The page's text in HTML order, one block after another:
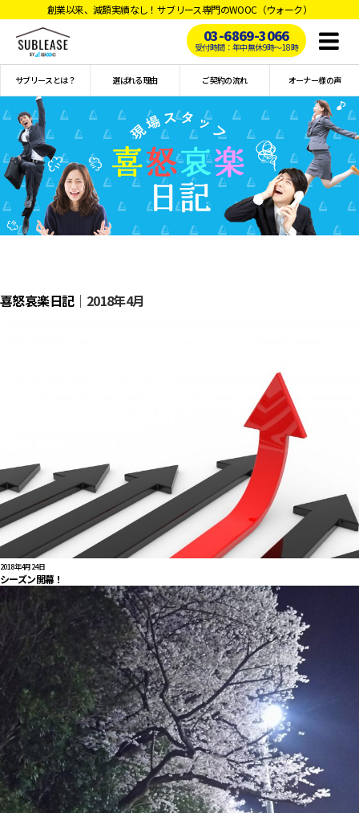
創業以来、減額実績なし！サブリース専門のWOOC（ウォーク）
03-6869-3066
受付時間：年中無休9時〜18時
サブリースとは？ 選ばれる理由 ご契約の流れ オーナー様の声
喜怒哀楽日記｜2018年4月
2018年4月24日
シーズン開幕！